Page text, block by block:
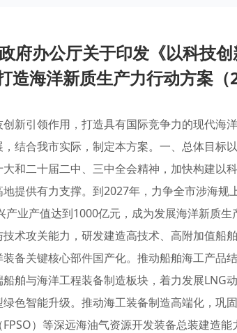
府办公厅关于印发《以科技
造海洋新质生产力行动方案
新引领作用，打造具有国际竞争力的现代海
结合我市实际，制定本方案。一、总体目标
和二十届二中、三中全会精神，加快构建以
提供有力支撑。到2027年，力争全市涉海规
产业产值达到1000亿元，成为发展海洋新质
术攻关能力，研发建造高技术、高附加值船
备关键核心部件国产化。推动船舶海工产品
舶与海洋工程装备制造板块，着力发展LNG
色智能升级。推动海工装备制造高端化，巩
）等深远海油气资源开发装备总装建造